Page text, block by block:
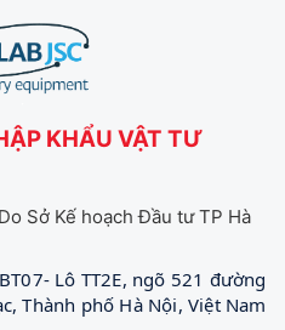
KHẨU VẬT TƯ
Sở Kế hoạch Đầu tư TP Hà
BT07- Lô TT2E, ngõ 521 đường
Thành phố Hà Nội, Việt Nam